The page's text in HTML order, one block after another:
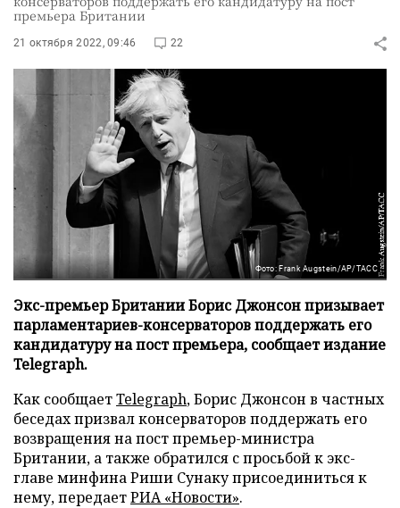
премьера Британии
21 октября 2022, 09:46 22
Фото: Frank Augstein/AP/ТАСС
Экс-премьер Британии Борис Джонсон призывает
парламентариев-консерваторов поддержать его
кандидатуру на пост премьера, сообщает издание
Telegraph.
Как сообщаетTelegraph, Борис Джонсон в частных
беседах призвал консерваторов поддержать его
возвращения на пост премьер-министра
Британии, а также обратился с просьбой к экс-
главе минфина Риши Сунаку присоединиться к
нему, передаетРИА «Новости».